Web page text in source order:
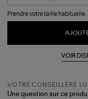
Prendre votre taille habituelle.
VOIR
VOTRE CONSEILLÈRE
Une question sur ce